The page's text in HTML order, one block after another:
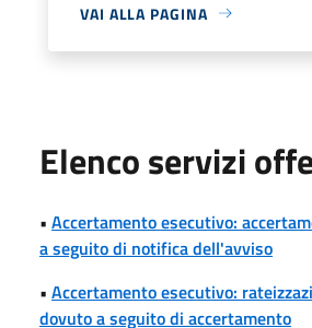
VAI ALLA PAGINA
Elenco servizi
• Accertamento esecutivo:
a seguito di notifica dell'avviso
• Accertamento esecutivo:
dovuto a seguito di accertamento